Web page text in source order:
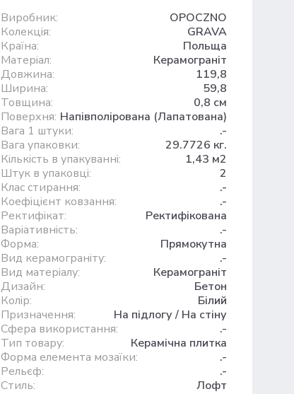
Виробник:
OPOCZNO
Колекція:
GRAVA
Країна:
Польща
Матеріал:
Керамограніт
Довжина:
119,8
Ширина:
59,8
Товщина:
0,8 см
Поверхня: Напівполірована (Лапатована)
Вага 1 штуки:
.-
Вага упаковки:
29.7726 кг.
Кількість в упакуванні:
1,43 м2
Штук в упаковці:
2
Клас стирання:
.-
Коефіцієнт ковзання:
.-
Ректифікат:
Ректифікована
Варіативність:
.-
Форма:
Прямокутна
Вид керамограніту:
.-
Вид матеріалу:
Керамограніт
Дизайн:
Бетон
Колір:
Білий
Призначення:
На підлогу / На стіну
Сфера використання:
.-
Тип товару:
Керамічна плитка
Форма елемента мозаїки:
.-
Рельєф:
.-
Стиль:
Лофт